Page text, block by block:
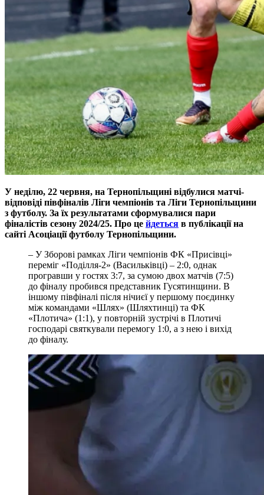
У неділю, 22 червня, на Тернопільщині відбулися матчі-
відповіді півфіналів Ліги чемпіонів та Ліги Тернопільщини
з футболу. За їх результатами сформувалися пари
фіналістів сезону 2024/25. Про це йдеться в публікації на
сайті Асоціації футболу Тернопільщини.
– У Зборові рамках Ліги чемпіонів ФК «Присівці»
переміг «Поділля-2» (Васильківці) – 2:0, однак
програвши у гостях 3:7, за сумою двох матчів (7:5)
до фіналу пробився представник Гусятинщини. В
іншому півфіналі після нічиєї у першому поєдинку
між командами «Шлях» (Шляхтинці) та ФК
«Плотича» (1:1), у повторній зустрічі в Плотичі
господарі святкували перемогу 1:0, а з нею і вихід
до фіналу.